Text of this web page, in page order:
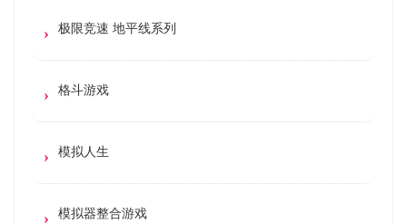
极限竞速 地平线系列
格斗游戏
模拟人生
模拟器整合游戏